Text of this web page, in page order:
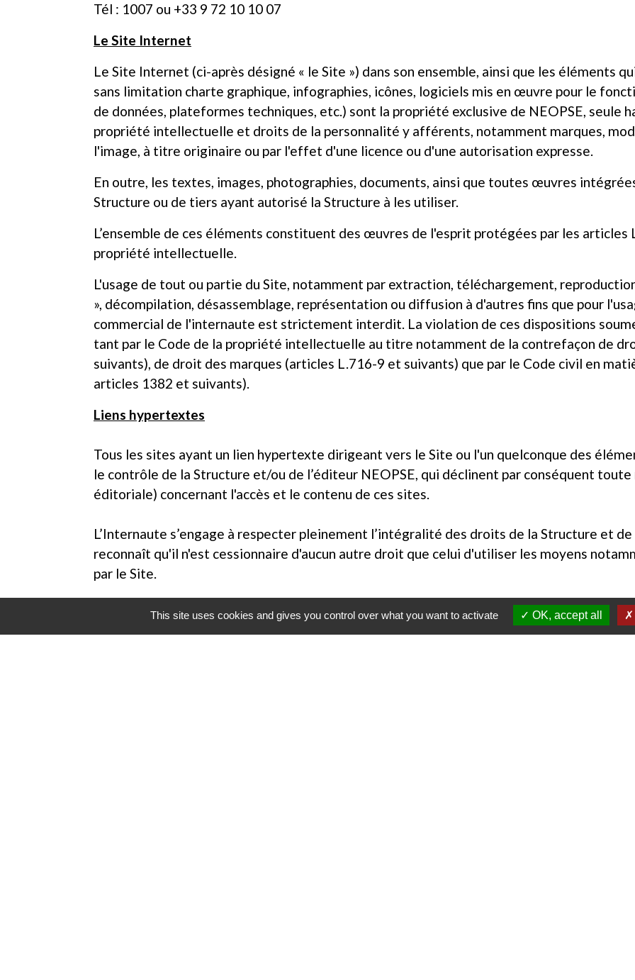
Tél : 1007 ou +33 9 72 10 10 07
Le Site Internet
Le Site Internet (ci-après désigné « le Site ») dans son ensemble, ainsi que les éléments
sans limitation charte graphique, infographies, icônes, logiciels mis en œuvre pour le
de données, plateformes techniques, etc.) sont la propriété exclusive de NEOPSE, seule
propriété intellectuelle et droits de la personnalité y afférents, notamment marques,
l'image, à titre originaire ou par l'effet d'une licence ou d'une autorisation expresse.
En outre, les textes, images, photographies, documents, ainsi que toutes œuvres
Structure ou de tiers ayant autorisé la Structure à les utiliser.
L’ensemble de ces éléments constituent des œuvres de l'esprit protégées par les articles
propriété intellectuelle.
L'usage de tout ou partie du Site, notamment par extraction, téléchargement,
», décompilation, désassemblage, représentation ou diffusion à d'autres fins que pour
commercial de l'internaute est strictement interdit. La violation de ces dispositions
tant par le Code de la propriété intellectuelle au titre notamment de la contrefaçon de
suivants), de droit des marques (articles L.716-9 et suivants) que par le Code civil en
articles 1382 et suivants).
Liens hypertextes
Tous les sites ayant un lien hypertexte dirigeant vers le Site ou l'un quelconque des
le contrôle de la Structure et/ou de l’éditeur NEOPSE, qui déclinent par conséquent
éditoriale) concernant l'accès et le contenu de ces sites.
L’Internaute s’engage à respecter pleinement l’intégralité des droits de la Structure et
reconnaît qu'il n'est cessionnaire d'aucun autre droit que celui d'utiliser les moyens
par le Site.
ContenusThis site uses cookies and gives you control over what you want to activate OK, accept all